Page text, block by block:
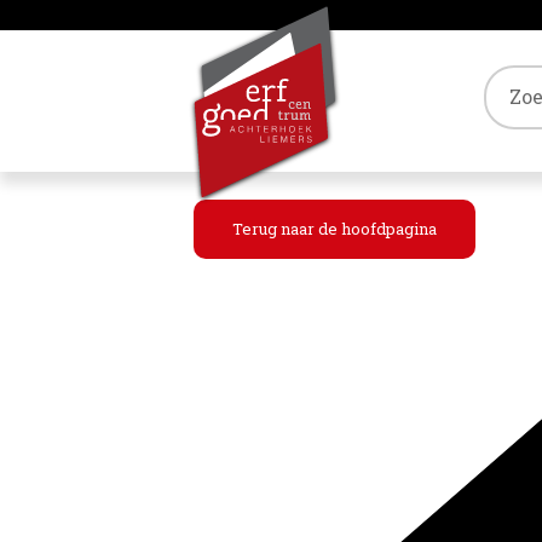
Terug naar de hoofdpagina